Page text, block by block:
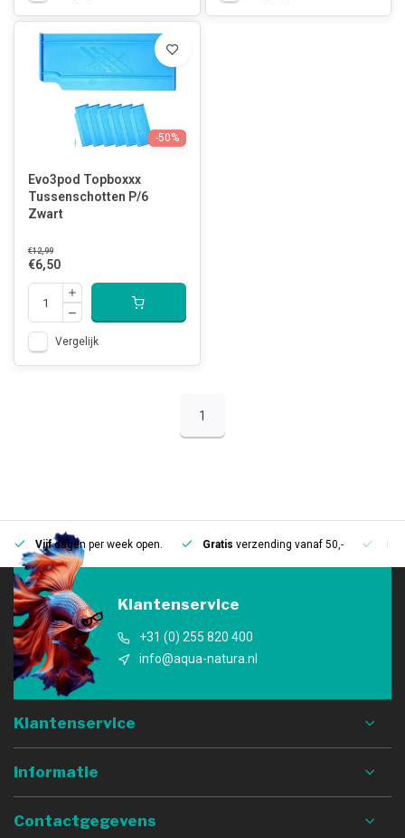
-50%
Evo3pod Topboxxx
Tussenschotten P/6
Zwart
€12,99
€6,50
Vergelijk
1
Vijfdagen per week open. Gratis verzending vanaf 50,-
Klantenservice
+31 (0) 255 820 400
info@aqua-natura.nl
Klantenservice
Informatie
Contactgegevens